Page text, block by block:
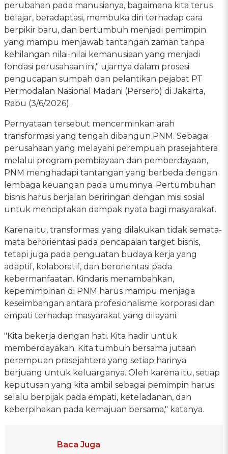
perubahan pada manusianya, bagaimana kita terus
belajar, beradaptasi, membuka diri terhadap cara
berpikir baru, dan bertumbuh menjadi pemimpin
yang mampu menjawab tantangan zaman tanpa
kehilangan nilai-nilai kemanusiaan yang menjadi
fondasi perusahaan ini," ujarnya dalam prosesi
pengucapan sumpah dan pelantikan pejabat PT
Permodalan Nasional Madani (Persero) di Jakarta,
Rabu (3/6/2026).
Pernyataan tersebut mencerminkan arah
transformasi yang tengah dibangun PNM. Sebagai
perusahaan yang melayani perempuan prasejahtera
melalui program pembiayaan dan pemberdayaan,
PNM menghadapi tantangan yang berbeda dengan
lembaga keuangan pada umumnya. Pertumbuhan
bisnis harus berjalan beriringan dengan misi sosial
untuk menciptakan dampak nyata bagi masyarakat.
Karena itu, transformasi yang dilakukan tidak semata-
mata berorientasi pada pencapaian target bisnis,
tetapi juga pada penguatan budaya kerja yang
adaptif, kolaboratif, dan berorientasi pada
kebermanfaatan. Kindaris menambahkan,
kepemimpinan di PNM harus mampu menjaga
keseimbangan antara profesionalisme korporasi dan
empati terhadap masyarakat yang dilayani.
"Kita bekerja dengan hati. Kita hadir untuk
memberdayakan. Kita tumbuh bersama jutaan
perempuan prasejahtera yang setiap harinya
berjuang untuk keluarganya. Oleh karena itu, setiap
keputusan yang kita ambil sebagai pemimpin harus
selalu berpijak pada empati, keteladanan, dan
keberpihakan pada kemajuan bersama," katanya.
Baca Juga